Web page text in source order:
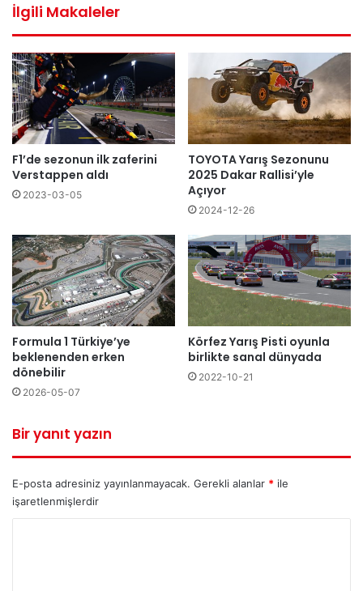
İlgili Makaleler
F1’de sezonun ilk zaferini
Verstappen aldı
2023-03-05
TOYOTA Yarış Sezonunu
2025 Dakar Rallisi’yle
Açıyor
2024-12-26
Formula 1 Türkiye’ye
beklenenden erken
dönebilir
2026-05-07
Körfez Yarış Pisti oyunla
birlikte sanal dünyada
2022-10-21
Bir yanıt yazın
E-posta adresiniz yayınlanmayacak. Gerekli alanlar * ile
işaretlenmişlerdir